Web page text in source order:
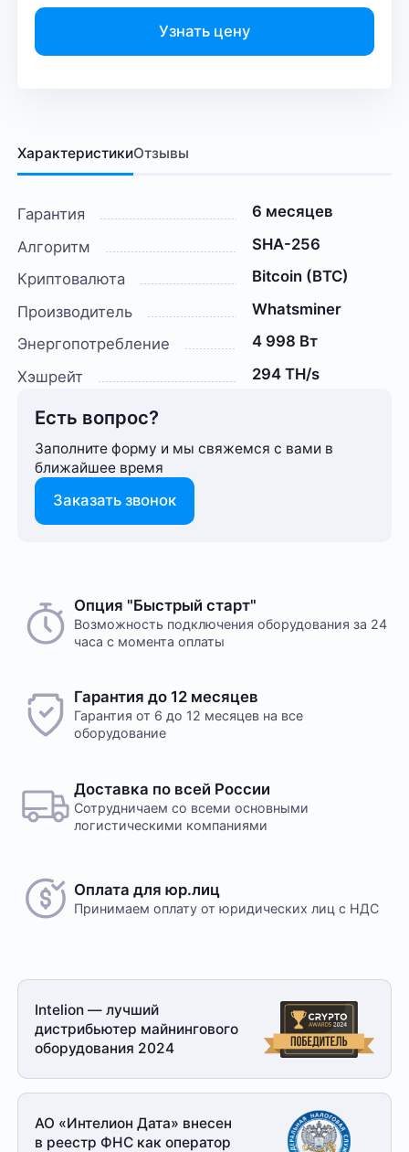
Узнать цену
ХарактеристикиОтзывы
Гарантия
6 месяцев
Алгоритм
SHA-256
Криптовалюта
Bitcoin (BTC)
Производитель
Whatsminer
Энергопотребление
4 998 Вт
Хэшрейт
294 TH/s
Есть вопрос?
Заполните форму и мы свяжемся с вами в
ближайшее время
Заказать звонок
Опция "Быстрый старт"
Возможность подключения оборудования за 24
часа с момента оплаты
Гарантия до 12 месяцев
Гарантия от 6 до 12 месяцев на все
оборудование
Доставка по всей России
Сотрудничаем со всеми основными
логистическими компаниями
Оплата для юр.лиц
Принимаем оплату от юридических лиц с НДС
Intelion — лучший
дистрибьютер майнингового
оборудования 2024
АО «Интелион Дата» внесен
в реестр ФНС как оператор